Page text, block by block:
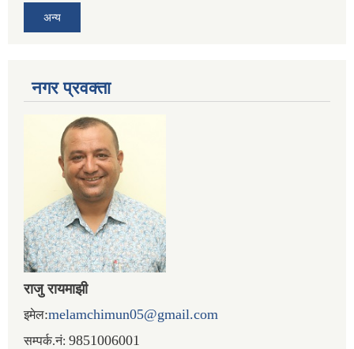
अन्य
नगर प्रव‌क्ता
राजु रायमाझी
इमेल:melamchimun05@gmail.com
सम्पर्क.नं: 9851006001